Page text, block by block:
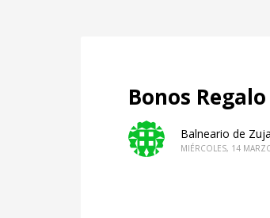
Bonos
Balneario de
MIÉRCOLES, 14